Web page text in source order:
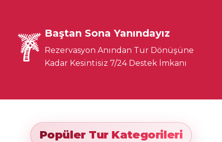
Baştan Sona Yanındayız
Rezervasyon Anından Tur Dönüşüne
Kadar Kesintisiz 7/24 Destek İmkanı
Popüler Tur Kategorileri